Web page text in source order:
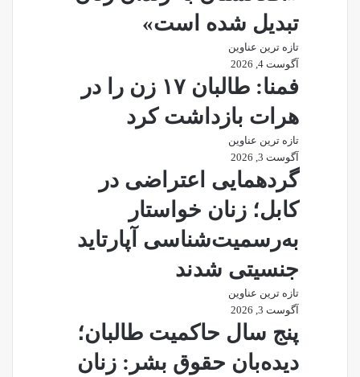
تبدیل شده است»
تازه ترین عناوین
آگوست 4, 2026
فمنا: طالبان ۱۷ زن را در
هرات بازداشت کرد
تازه ترین عناوین
آگوست 3, 2026
گردهمایی اعتراضی در
کابل؛ زنان خواستار
به‌رسمیت‌شناسی آپارتاید
جنسیتی شدند
تازه ترین عناوین
آگوست 3, 2026
پنج سال حاکمیت طالبان؛
دیده‌بان حقوق بشر: زنان